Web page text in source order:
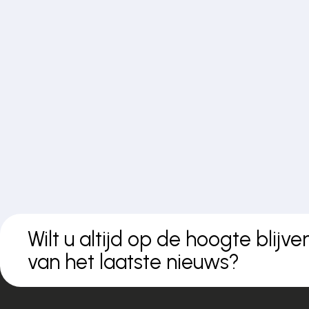
Wilt u altijd op de hoogte
van het laatste nieuws?